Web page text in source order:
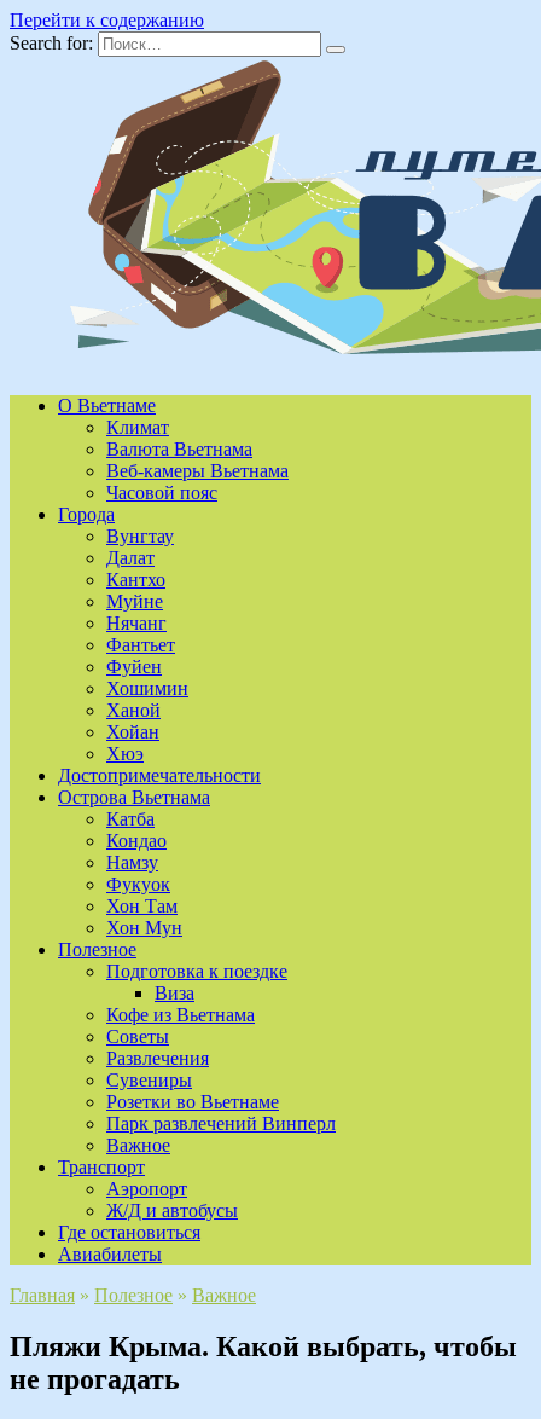
Перейти к содержанию
Search for:
О Вьетнаме
Климат
Валюта Вьетнама
Веб-камеры Вьетнама
Часовой пояс
Города
Вунгтау
Далат
Кантхо
Муйне
Нячанг
Фантьет
Фуйен
Хошимин
Ханой
Хойан
Хюэ
Достопримечательности
Острова Вьетнама
Катба
Кондао
Намзу
Фукуок
Хон Там
Хон Мун
Полезное
Подготовка к поездке
Виза
Кофе из Вьетнама
Советы
Развлечения
Сувениры
Розетки во Вьетнаме
Парк развлечений Винперл
Важное
Транспорт
Аэропорт
Ж/Д и автобусы
Где остановиться
Авиабилеты
Главная » Полезное » Важное
Пляжи Крыма. Какой выбрать, чтобы
не прогадать